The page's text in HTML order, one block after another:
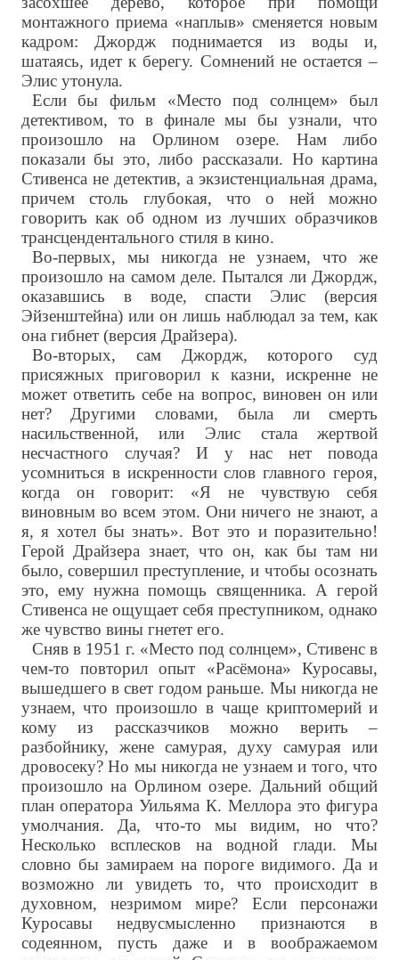
монтажного приема «наплыв» сменяется новым
кадром: Джордж поднимается из воды и,
шатаясь, идет к берегу. Сомнений не остается –
Элис утонула.
Если бы фильм «Место под солнцем» был
детективом, то в финале мы бы узнали, что
произошло на Орлином озере. Нам либо
показали бы это, либо рассказали. Но картина
Стивенса не детектив, а экзистенциальная драма,
причем столь глубокая, что о ней можно
говорить как об одном из лучших образчиков
трансцендентального стиля в кино.
Во-первых, мы никогда не узнаем, что же
произошло на самом деле. Пытался ли Джордж,
оказавшись в воде, спасти Элис (версия
Эйзенштейна) или он лишь наблюдал за тем, как
она гибнет (версия Драйзера).
Во-вторых, сам Джордж, которого суд
присяжных приговорил к казни, искренне не
может ответить себе на вопрос, виновен он или
нет? Другими словами, была ли смерть
насильственной, или Элис стала жертвой
несчастного случая? И у нас нет повода
усомниться в искренности слов главного героя,
когда он говорит: «Я не чувствую себя
виновным во всем этом. Они ничего не знают, а
я, я хотел бы знать». Вот это и поразительно!
Герой Драйзера знает, что он, как бы там ни
было, совершил преступление, и чтобы осознать
это, ему нужна помощь священника. А герой
Стивенса не ощущает себя преступником, однако
же чувство вины гнетет его.
Сняв в 1951 г. «Место под солнцем», Стивенс в
чем-то повторил опыт «Расёмона» Куросавы,
вышедшего в свет годом раньше. Мы никогда не
узнаем, что произошло в чаще криптомерий и
кому из рассказчиков можно верить –
разбойнику, жене самурая, духу самурая или
дровосеку? Но мы никогда не узнаем и того, что
произошло на Орлином озере. Дальний общий
план оператора Уильяма К. Меллора это фигура
умолчания. Да, что-то мы видим, но что?
Несколько всплесков на водной глади. Мы
словно бы замираем на пороге видимого. Да и
возможно ли увидеть то, что происходит в
духовном, незримом мире? Если персонажи
Куросавы недвусмысленно признаются в
содеянном, пусть даже и в воображаемом